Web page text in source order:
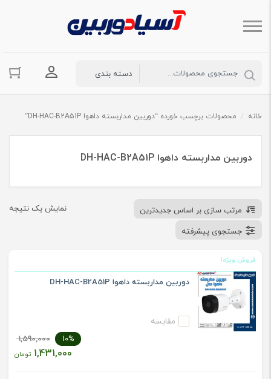
ورود به
خانه / محصولات برچسب خورده “دوربین مداربسته داهوا DH-HAC-B2A51P”
دوربین مداربسته داهوا DH-HAC-B2A51P
نمایش یک نتیجه
مرتب سازی بر اساس جدیدترین
جستجوی پیشرفته
فروش ویژه!
دوربین مداربسته داهوا DH-HAC-B2A51P
مقایسه
10%
1,590,000
1,431,000 تومان